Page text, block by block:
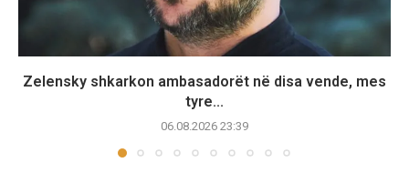
Zelensky shkarkon ambasadorët në disa vende, mes
tyre...
06.08.2026 23:39